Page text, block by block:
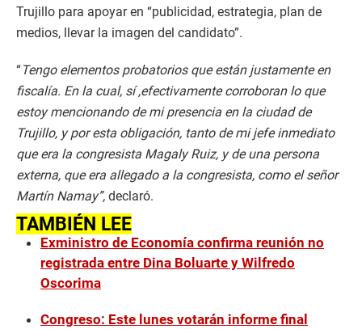
Trujillo para apoyar en “publicidad, estrategia, plan de
medios, llevar la imagen del candidato”.
“Tengo elementos probatorios que están justamente en
fiscalía. En la cual, sí ,efectivamente corroboran lo que
estoy mencionando de mi presencia en la ciudad de
Trujillo, y por esta obligación, tanto de mi jefe inmediato
que era la congresista Magaly Ruiz, y de una persona
externa, que era allegado a la congresista, como el señor
Martín Namay”, declaró.
TAMBIÉN LEE
Exministro de Economía confirma reunión no
registrada entre Dina Boluarte y Wilfredo
Oscorima
Congreso: Este lunes votarán informe final